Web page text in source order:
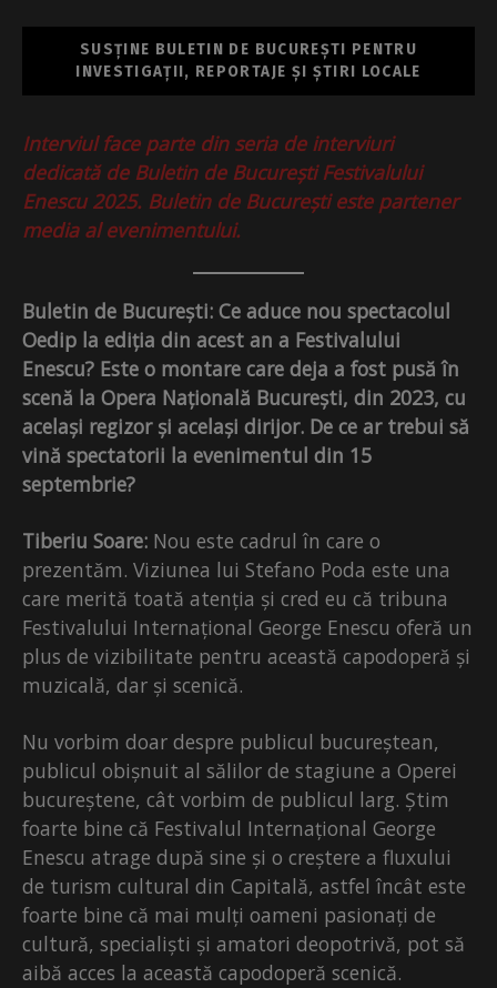
SUSȚINE BULETIN DE BUCUREȘTI PENTRU
INVESTIGAȚII, REPORTAJE ȘI ȘTIRI LOCALE
Interviul face parte din seria de interviuri
dedicată de Buletin de București Festivalului
Enescu 2025. Buletin de București este partener
media al evenimentului.
Buletin de București: Ce aduce nou spectacolul
Oedip la ediția din acest an a Festivalului
Enescu? Este o montare care deja a fost pusă în
scenă la Opera Națională București, din 2023, cu
același regizor și același dirijor. De ce ar trebui să
vină spectatorii la evenimentul din 15
septembrie?
Tiberiu Soare: Nou este cadrul în care o
prezentăm. Viziunea lui Stefano Poda este una
care merită toată atenția și cred eu că tribuna
Festivalului Internațional George Enescu oferă un
plus de vizibilitate pentru această capodoperă și
muzicală, dar și scenică.
Nu vorbim doar despre publicul bucureștean,
publicul obișnuit al sălilor de stagiune a Operei
bucureștene, cât vorbim de publicul larg. Știm
foarte bine că Festivalul Internațional George
Enescu atrage după sine și o creștere a fluxului
de turism cultural din Capitală, astfel încât este
foarte bine că mai mulți oameni pasionați de
cultură, specialiști și amatori deopotrivă, pot să
aibă acces la această capodoperă scenică.